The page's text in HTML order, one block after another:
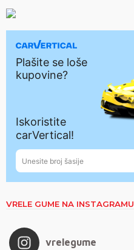
VRELE GUME NA INSTAGRAMU
vrelegume